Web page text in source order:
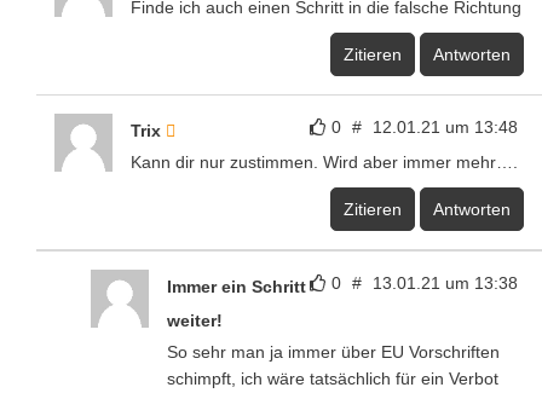
Finde ich auch einen Schritt in die falsche Richtung
Zitieren Antworten
0 # 12.01.21 um 13:48
Trix
Kann dir nur zustimmen. Wird aber immer mehr….
Zitieren Antworten
0 # 13.01.21 um 13:38
Immer ein Schritt
weiter!
So sehr man ja immer über EU Vorschriften
schimpft, ich wäre tatsächlich für ein Verbot